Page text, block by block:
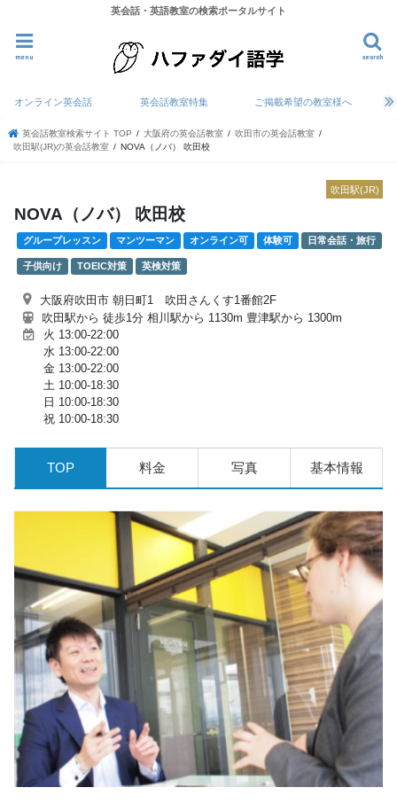
英会話・英語教室の検索ポータルサイト
search
menu
オンライン英会話 英会話教室特集 ご掲載希望の教室様へ
英会話教室検索サイト TOP 大阪府の英会話教室
吹田市の英会話教室
吹田駅(JR)の英会話教室
NOVA（ノバ） 吹田校
吹田駅(JR)
NOVA（ノバ） 吹田校
グループレッスン マンツーマン オンライン可 体験可 日常会話・旅行
子供向け TOEIC対策 英検対策
大阪府吹田市 朝日町1 吹田さんくす1番館2F
吹田駅から 徒歩1分 相川駅から 1130m 豊津駅から 1300m
火 13:00-22:00
水 13:00-22:00
金 13:00-22:00
土 10:00-18:30
日 10:00-18:30
祝 10:00-18:30
TOP 料金 写真 基本情報